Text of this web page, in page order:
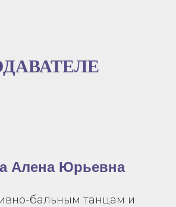
Алена Юрьевна
бальным танцам и